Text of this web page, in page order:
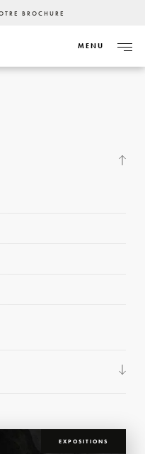
BROCHURE
MENU
EXPOSITIONS